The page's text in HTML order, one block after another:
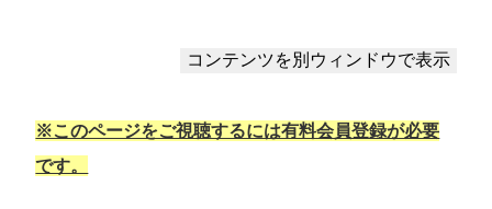
※このページをご視聴するには有料会員登録が必要
です。